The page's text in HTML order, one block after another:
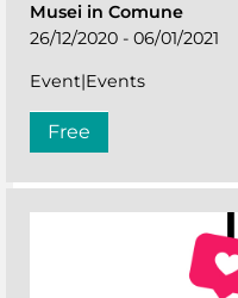
Musei in Comune
26/12/2020 - 06/01/2021
Event|Events
Free